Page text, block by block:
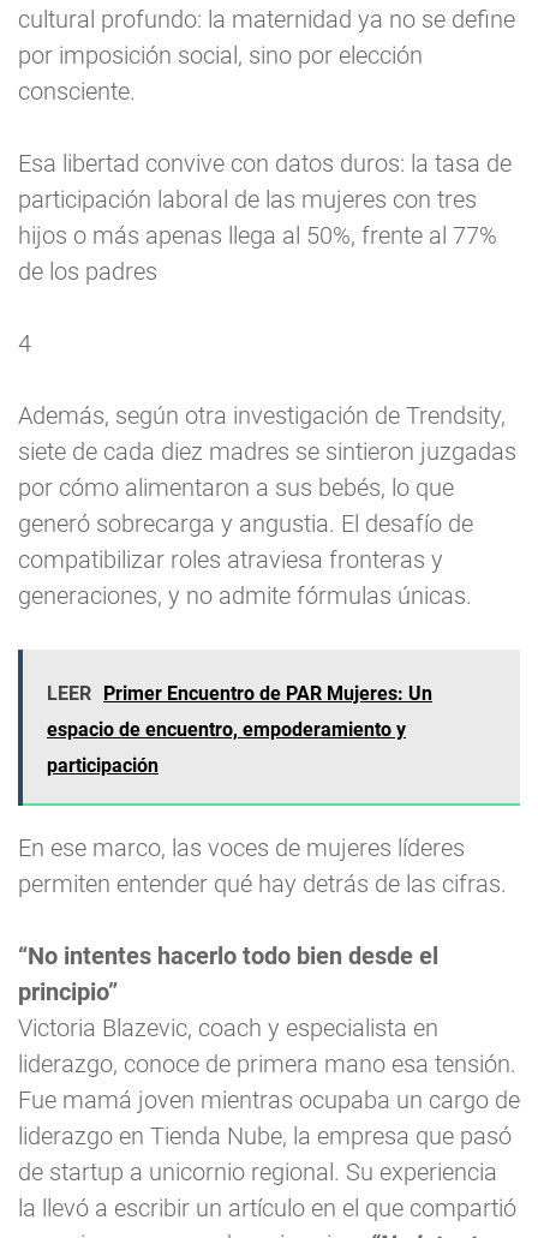
cultural profundo: la maternidad ya no se define
por imposición social, sino por elección
consciente.
Esa libertad convive con datos duros: la tasa de
participación laboral de las mujeres con tres
hijos o más apenas llega al 50%, frente al 77%
de los padres
4
Además, según otra investigación de Trendsity,
siete de cada diez madres se sintieron juzgadas
por cómo alimentaron a sus bebés, lo que
generó sobrecarga y angustia. El desafío de
compatibilizar roles atraviesa fronteras y
generaciones, y no admite fórmulas únicas.
LEER
Primer Encuentro de PAR Mujeres: Un
espacio de encuentro, empoderamiento y
participación
En ese marco, las voces de mujeres líderes
permiten entender qué hay detrás de las cifras.
“No intentes hacerlo todo bien desde el
principio”
Victoria Blazevic, coach y especialista en
liderazgo, conoce de primera mano esa tensión.
Fue mamá joven mientras ocupaba un cargo de
liderazgo en Tienda Nube, la empresa que pasó
de startup a unicornio regional. Su experiencia
la llevó a escribir un artículo en el que compartió